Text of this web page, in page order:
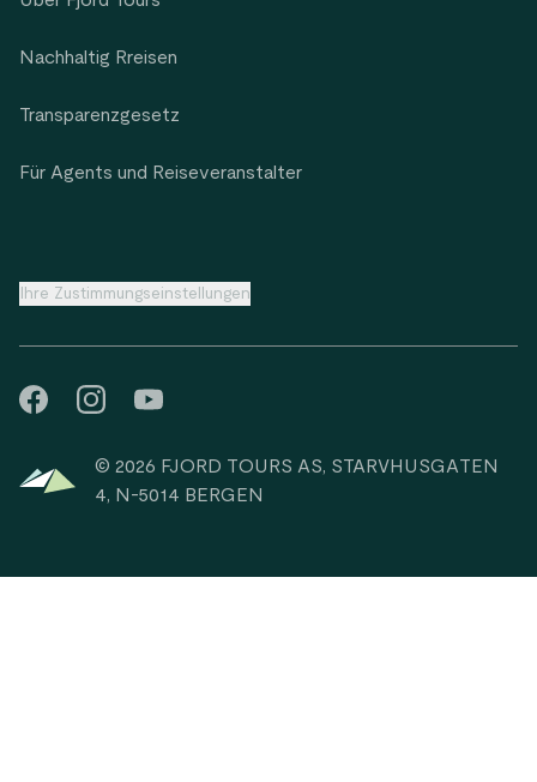
Nachhaltig Rreisen
Transparenzgesetz
Für Agents und Reiseveranstalter
Ihre Zustimmungseinstellungen
© 2026 FJORD TOURS AS, STARVHUSGATEN
4, N-5014 BERGEN